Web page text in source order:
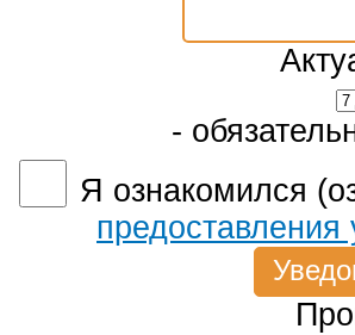
-
Я ознакомился
предоставления